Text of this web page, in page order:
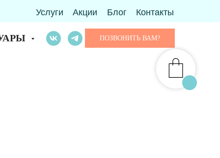
Акции
Услуги Блог Контакты
ПОЗВОНИТЬ ВАМ?